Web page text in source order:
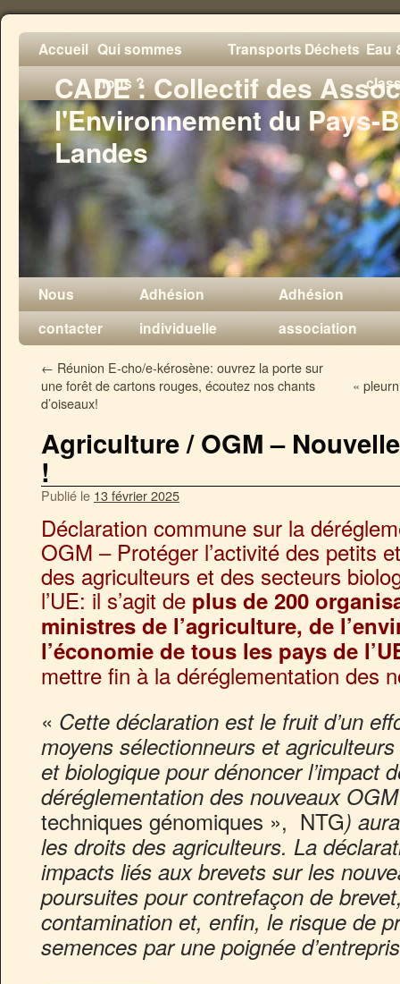
CADE : Collectif des
l'Environnement du Pays-
Landes
Accueil Qui sommes
nous ?
TransportsDéchets Eau
Nous
contacter
Adhésion
individuelle
Adhésion
association
← Réunion E-cho/e-kérosène: ouvrez la porte sur
une forêt de cartons rouges, écoutez nos chants
d’oiseaux!
«
Agriculture / OGM –
!
Publié le 13 février 2025
Déclaration commune sur la
OGM – Protéger l’activité des petits
des agriculteurs et des secteurs
l’UE: il s’agit de plus de 200
ministres de l’agriculture, de
l’économie de tous les pays de
mettre fin à la déréglementation des
« Cette déclaration est le fruit d’un
moyens sélectionneurs et
et biologique pour dénoncer l’impact
déréglementation des nouveaux
techniques génomiques », NTG)
les droits des agriculteurs. La
impacts liés aux brevets sur les
poursuites pour contrefaçon de
contamination et, enfin, le risque de
semences par une poignée